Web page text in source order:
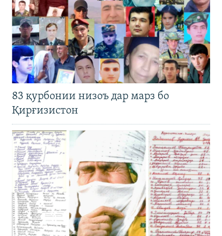
83 қурбонии низоъ дар марз бо
Қирғизистон